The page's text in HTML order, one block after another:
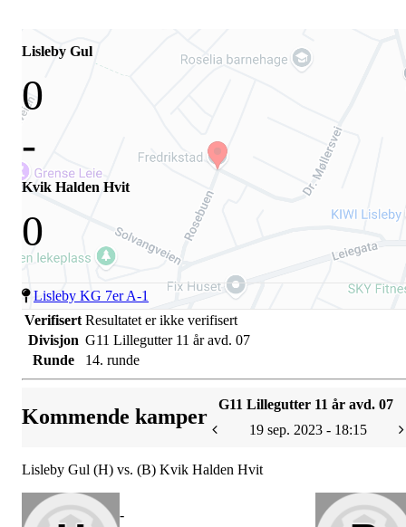
Lisleby Gul
0
-
Kvik Halden Hvit
0
Lisleby KG 7er A-1
Verifisert Resultatet er ikke verifisert
Divisjon G11 Lillegutter 11 år avd. 07
Runde
14. runde
Kommende kamper
G11 Lillegutter 11 år avd. 07
19 sep. 2023 - 18:15
Lisleby Gul (H) vs. (B) Kvik Halden Hvit
-